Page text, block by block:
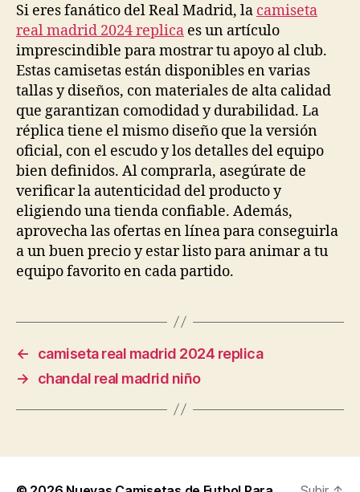
Si eres fanático del Real Madrid, la camiseta
real madrid 2024 replica es un artículo
imprescindible para mostrar tu apoyo al club.
Estas camisetas están disponibles en varias
tallas y diseños, con materiales de alta calidad
que garantizan comodidad y durabilidad. La
réplica tiene el mismo diseño que la versión
oficial, con el escudo y los detalles del equipo
bien definidos. Al comprarla, asegúrate de
verificar la autenticidad del producto y
eligiendo una tienda confiable. Además,
aprovecha las ofertas en línea para conseguirla
a un buen precio y estar listo para animar a tu
equipo favorito en cada partido.
←
camiseta real madrid 2024 replica
→
chandal real madrid niño